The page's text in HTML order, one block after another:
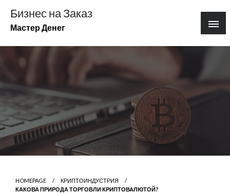
содержимому
Бизнес на Заказ
Мастер Денег
HOMEPAGE
КРИПТОИНДУСТРИЯ
КАКОВА ПРИРОДА ТОРГОВЛИ КРИПТОВАЛЮТОЙ?